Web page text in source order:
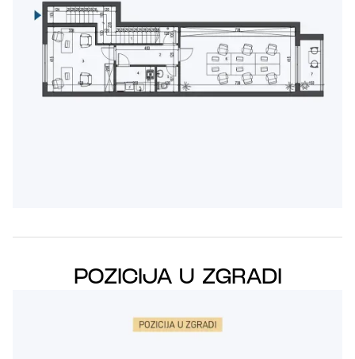
POZICIJA U ZGRADI